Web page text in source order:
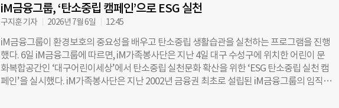
iM금융그룹, ‘탄소중립 캠페인’으로 ESG 실천
구지훈 기자 2026년 7월 6일 12:45
iM금융그룹이 환경보호의 중요성을 배우고 탄소중립 생활습관을 실천하는 프로그램을 진행
했다. 6일 iM금융그룹에 따르면, iM가족봉사단은 지난 4일 대구 수성구에 위치한 어린이 문
화복합공간인 ‘대구어린이세상’에서 탄소중립 실천문화 확산을 위한 ‘ESG 탄소중립 실천 캠
페인’을 실시했다. iM가족봉사단은 지난 2002년 금융권 최초로 설립된 iM금융그룹의 임직원